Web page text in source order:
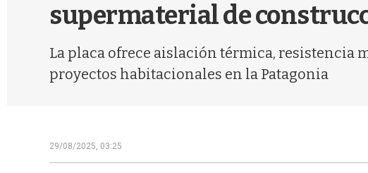
supermaterial de
La placa ofrece aislación térmica, resistencia
proyectos habitacionales en la Patagonia
29/08/2025, 03:25